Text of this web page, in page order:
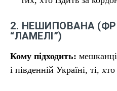
2. НЕШИПОВАНА
“ЛАМЕЛІ”)
Кому підходить: мешканці
і південній Україні, ті,